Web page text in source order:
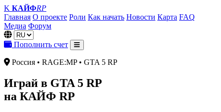
K КАЙФRP
Главная О проекте Роли Как начать Новости Карта FAQ
Медиа Форум
Язык
Пополнить счет
Россия • RAGE:MP • GTA 5 RP
Играй в GTA 5 RP
на КАЙФ RP